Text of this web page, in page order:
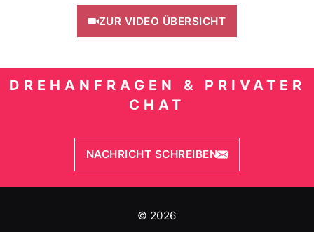
ZUR VIDEO ÜBERSICHT
DREHANFRAGEN & PRIVATER
CHAT
NACHRICHT SCHREIBEN
© 2026